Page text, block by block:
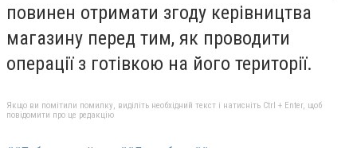
повинен отримати згоду керівництва
магазину перед тим, як проводити
операції з готівкою на його території.
Якщо ви помітили помилку, виділіть необхідний текст і натисніть Ctrl + Enter, щоб
повідомити про це редакцію